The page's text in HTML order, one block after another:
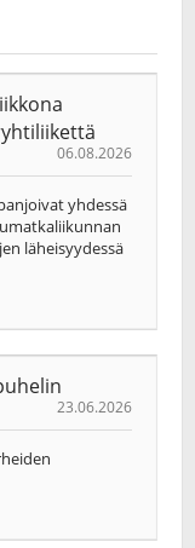
06.08.2026
yhdessä
läheisyydessä
23.06.2026